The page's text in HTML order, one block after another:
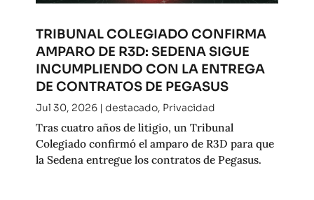
TRIBUNAL COLEGIADO CONFIRMA
AMPARO DE R3D: SEDENA SIGUE
INCUMPLIENDO CON LA ENTREGA
DE CONTRATOS DE PEGASUS
Jul 30, 2026| destacado, Privacidad
Tras cuatro años de litigio, un Tribunal
Colegiado confirmó el amparo de R3D para que
la Sedena entregue los contratos de Pegasus.